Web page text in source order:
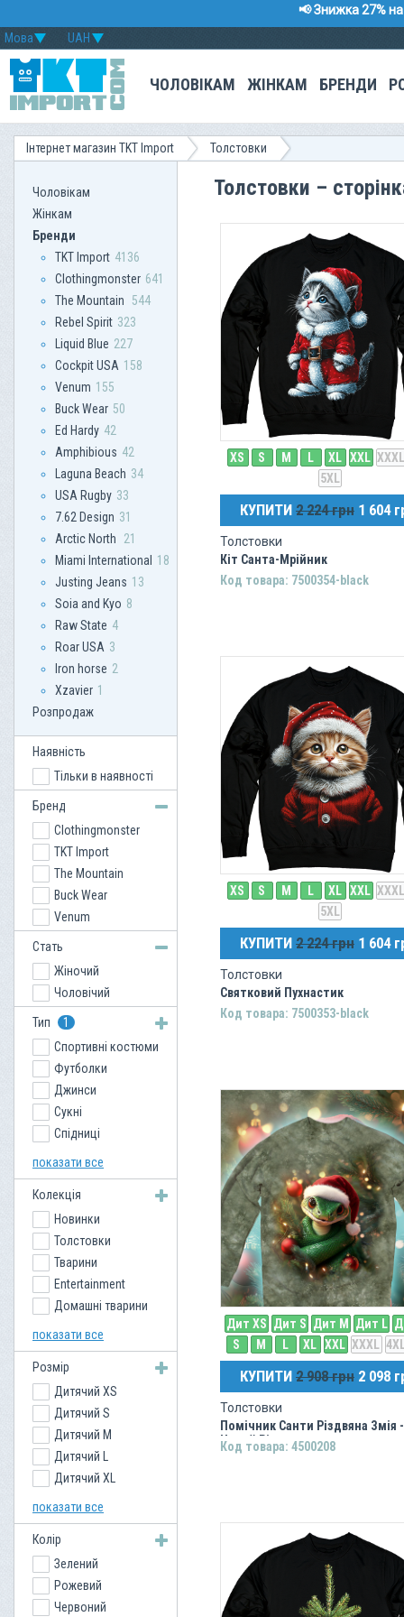
📢 Знижка 27%
UAH
Мова
ЧОЛОВІКАМ ЖІНКАМ БРЕНДИ
Інтернет магазин TKT Import Толстовки
Толстовки –
XS S M L XL XXL
5XL
КУПИТИ 2 224 грн 1 604
Толстовки
Кіт Санта-Мрійник
Код товара: 7500354-black
XS S M L XL XXL
5XL
КУПИТИ 2 224 грн 1 604
Толстовки
Святковий Пухнастик
Код товара: 7500353-black
Дит XS Дит S Дит M Дит L
S
M L XL XXL XXXL
КУПИТИ 2 908 грн 2 098
Толстовки
Помічник Санти Різдвяна Змія -
Новий Рік
Код товара: 4500208
Чоловікам
Жінкам
Бренди
TKT Import 4136
Clothingmonster 641
The Mountain
544
Rebel Spirit 323
Liquid Blue 227
Сockpit USA 158
Venum 155
Buck Wear 50
Ed Hardy 42
Amphibious 42
Laguna Beach 34
USA Rugby 33
7.62 Design 31
Arctic North
21
Miami International
18
Justing Jeans 13
Soia and Kyo 8
Raw State 4
Roar USA 3
Iron horse 2
Xzavier 1
Розпродаж
Наявність
Тільки в наявності
Бренд
Clothingmonster
TKT Import
The Mountain
Buck Wear
Venum
Стать
Жіночий
Чоловічий
Тип
1
Спортивні костюми
Футболки
Джинси
Сукні
Спідниці
Кенгурушки
Сорочки
Термалки
Куртки
Взуття
Толстовки
Шорти
Спортивні штани
Майки
Шапки
Жилети
Сумки
показати все
Колекція
Новинки
Толстовки
Тварини
Entertainment
Домашні тварини
Фентезі
Кішки
Dark Fantasy
Собаки
Ukraine
Хелловін
New Year
Водний світ
Міфологія та
Фольклор
Рептилії
Великі кішки
Дракони
показати все
Розмір
Дитячий XS
Дитячий S
Дитячий M
Дитячий L
Дитячий XL
S
M
L
XL
XXL
показати все
Колір
Зелений
Рожевий
Червоний